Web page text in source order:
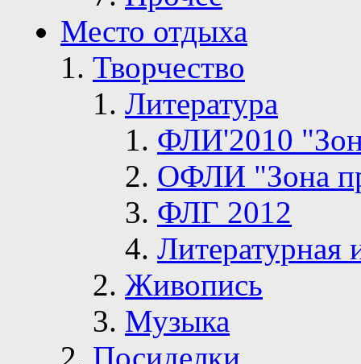
Место отдыха
Творчество
Литература
ФЛИ'2010
ОФЛИ "Зона
ФЛГ 2012
Живопись
Музыка